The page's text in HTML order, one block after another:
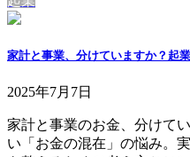
家計と事業、分けていますか？起
2025年7月7日
家計と事業のお金、分けて
い「お金の混在」の悩み。